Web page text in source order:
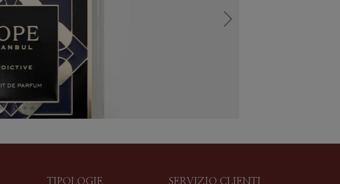
TIPOLOGIE SERVIZIO CLIENTI